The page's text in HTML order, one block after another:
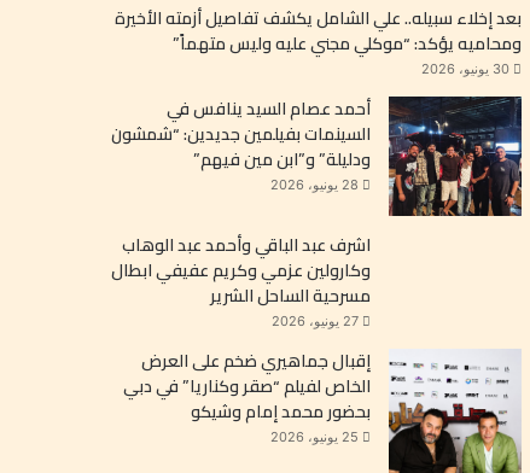
بعد إخلاء سبيله.. علي الشامل يكشف تفاصيل أزمته الأخيرة
ومحاميه يؤكد: “موكلي مجني عليه وليس متهماً”
30 يونيو، 2026
أحمد عصام السيد ينافس في
السينمات بفيلمين جديدين: “شمشون
ودليلة” و”ابن مين فيهم”
28 يونيو، 2026
اشرف عبد الباقي وأحمد عبد الوهاب
وكارولين عزمي وكريم عفيفي ابطال
مسرحية الساحل الشرير
27 يونيو، 2026
إقبال جماهيري ضخم على العرض
الخاص لفيلم “صقر وكناريا” في دبي
بحضور محمد إمام وشيكو
25 يونيو، 2026